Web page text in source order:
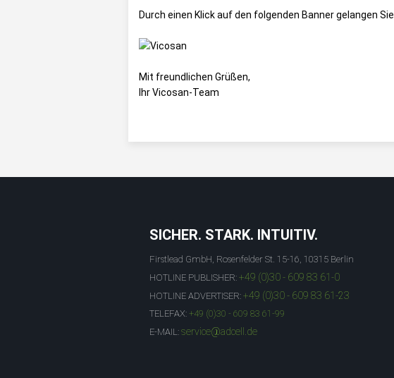
Durch einen Klick auf den folgenden Banner gelangen Sie
Mit freundlichen Grüßen,
Ihr Vicosan-Team
SICHER. STARK. INTUITIV.
Firstlead GmbH, Rosenfelder St. 15-16, 10315 Berlin
HOTLINE PUBLISHER: +49 (0)30 - 609 83 61-0
HOTLINE ADVERTISER: +49 (0)30 - 609 83 61-23
TELEFAX: +49 (0)30 - 609 83 61-99
E-MAIL: service@adcell.de